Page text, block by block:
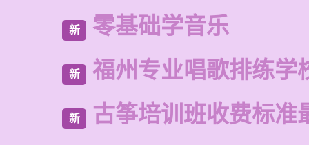
新 零基础学音乐
新 福州专业唱歌排练学
新 古筝培训班收费标准